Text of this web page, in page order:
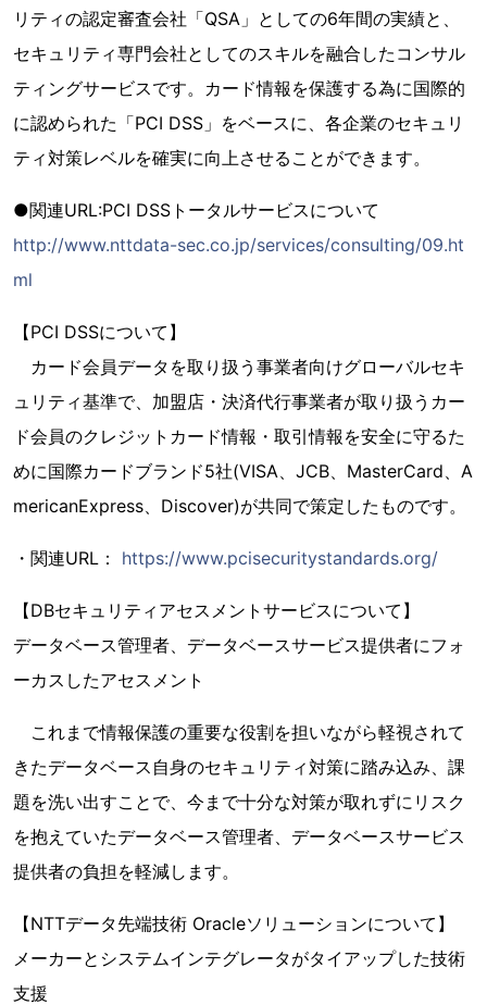
リティの認定審査会社「QSA」としての6年間の実績と、
セキュリティ専門会社としてのスキルを融合したコンサル
ティングサービスです。カード情報を保護する為に国際的
に認められた「PCI DSS」をベースに、各企業のセキュリ
ティ対策レベルを確実に向上させることができます。
●関連URL:PCI DSSトータルサービスについて
http://www.nttdata-sec.co.jp/services/consulting/09.ht
ml
【PCI DSSについて】
カード会員データを取り扱う事業者向けグローバルセキ
ュリティ基準で、加盟店・決済代行事業者が取り扱うカー
ド会員のクレジットカード情報・取引情報を安全に守るた
めに国際カードブランド5社(VISA、JCB、MasterCard、A
mericanExpress、Discover)が共同で策定したものです。
・関連URL： https://www.pcisecuritystandards.org/
【DBセキュリティアセスメントサービスについて】
データベース管理者、データベースサービス提供者にフォ
ーカスしたアセスメント
これまで情報保護の重要な役割を担いながら軽視されて
きたデータベース自身のセキュリティ対策に踏み込み、課
題を洗い出すことで、今まで十分な対策が取れずにリスク
を抱えていたデータベース管理者、データベースサービス
提供者の負担を軽減します。
【NTTデータ先端技術 Oracleソリューションについて】
メーカーとシステムインテグレータがタイアップした技術
支援